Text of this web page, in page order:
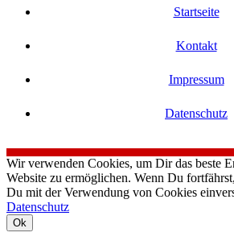
Startseite
Kontakt
Impressum
Datenschutz
Wir verwenden Cookies, um Dir das beste
Website zu ermöglichen. Wenn Du
Du mit der Verwendung von Cookies
Datenschutz
Ok